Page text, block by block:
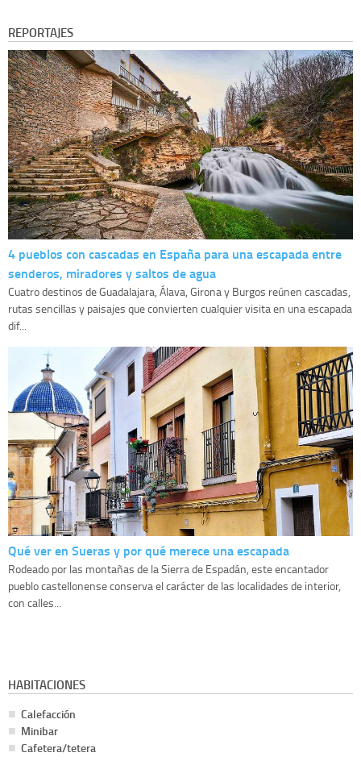
REPORTAJES
4 pueblos con cascadas en España para una escapada entre
senderos, miradores y saltos de agua
Cuatro destinos de Guadalajara, Álava, Girona y Burgos reúnen cascadas,
rutas sencillas y paisajes que convierten cualquier visita en una escapada
dif...
Qué ver en Sueras y por qué merece una escapada
Rodeado por las montañas de la Sierra de Espadán, este encantador
pueblo castellonense conserva el carácter de las localidades de interior,
con calles...
HABITACIONES
Calefacción
Minibar
Cafetera/tetera